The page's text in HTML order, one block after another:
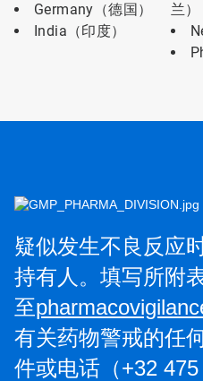
Germany（德国）
India（印度）
兰）
疑似发生不良反应
持有人。填写所附
至
有关药物警戒的任
件或电话（+32